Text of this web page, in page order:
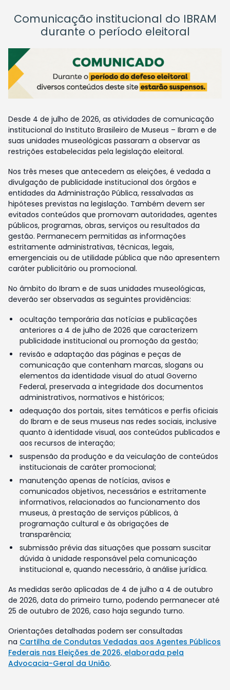
Comunicação institucional do IBRAM
durante o período eleitoral
Desde 4 de julho de 2026, as atividades de comunicação
institucional do Instituto Brasileiro de Museus – Ibram e de
suas unidades museológicas passaram a observar as
restrições estabelecidas pela legislação eleitoral.
Nos três meses que antecedem as eleições, é vedada a
divulgação de publicidade institucional dos órgãos e
entidades da Administração Pública, ressalvadas as
hipóteses previstas na legislação. Também devem ser
evitados conteúdos que promovam autoridades, agentes
públicos, programas, obras, serviços ou resultados da
gestão. Permanecem permitidas as informações
estritamente administrativas, técnicas, legais,
emergenciais ou de utilidade pública que não apresentem
caráter publicitário ou promocional.
No âmbito do Ibram e de suas unidades museológicas,
deverão ser observadas as seguintes providências:
ocultação temporária das notícias e publicações
anteriores a 4 de julho de 2026 que caracterizem
publicidade institucional ou promoção da gestão;
revisão e adaptação das páginas e peças de
comunicação que contenham marcas, slogans ou
elementos da identidade visual do atual Governo
Federal, preservada a integridade dos documentos
administrativos, normativos e históricos;
adequação dos portais, sites temáticos e perfis oficiais
do Ibram e de seus museus nas redes sociais, inclusive
quanto à identidade visual, aos conteúdos publicados e
aos recursos de interação;
suspensão da produção e da veiculação de conteúdos
institucionais de caráter promocional;
manutenção apenas de notícias, avisos e
comunicados objetivos, necessários e estritamente
informativos, relacionados ao funcionamento dos
museus, à prestação de serviços públicos, à
programação cultural e às obrigações de
transparência;
submissão prévia das situações que possam suscitar
dúvida à unidade responsável pela comunicação
institucional e, quando necessário, à análise jurídica.
As medidas serão aplicadas de 4 de julho a 4 de outubro
de 2026, data do primeiro turno, podendo permanecer até
25 de outubro de 2026, caso haja segundo turno.
Orientações detalhadas podem ser consultadas
na Cartilha de Condutas Vedadas aos Agentes Públicos
Federais nas Eleições de 2026, elaborada pela
Advocacia-Geral da União.